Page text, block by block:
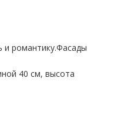
и романтику.Фасады
40 см, высота